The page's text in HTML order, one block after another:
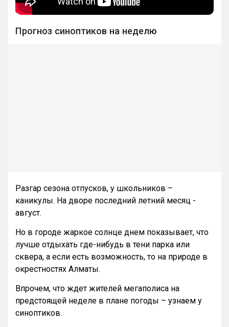
Прогноз синоптиков на неделю
Разгар сезона отпусков, у школьников –
каникулы. На дворе последний летний месяц -
август.
Но в городе жаркое солнце днем показывает, что
лучше отдыхать где-нибудь в тени парка или
сквера, а если есть возможность, то на природе в
окрестностях Алматы.
Впрочем, что ждет жителей мегаполиса на
предстоящей неделе в плане погоды – узнаем у
синоптиков.